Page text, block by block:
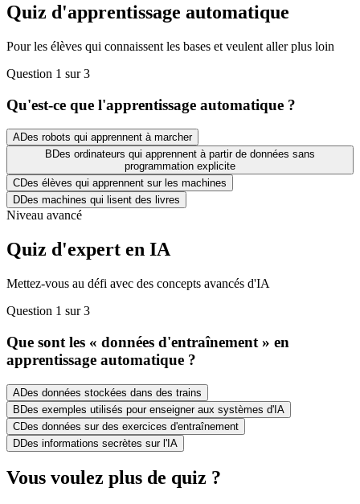
Quiz d'apprentissage automatique
Pour les élèves qui connaissent les bases et veulent aller plus loin
Question 1 sur 3
Qu'est-ce que l'apprentissage automatique ?
ADes robots qui apprennent à marcher
B Des ordinateurs qui apprennent à partir de données sans
programmation explicite
CDes élèves qui apprennent sur les machines
DDes machines qui lisent des livres
Niveau avancé
Quiz d'expert en IA
Mettez-vous au défi avec des concepts avancés d'IA
Question 1 sur 3
Que sont les « données d'entraînement » en
apprentissage automatique ?
ADes données stockées dans des trains
BDes exemples utilisés pour enseigner aux systèmes d'IA
CDes données sur des exercices d'entraînement
DDes informations secrètes sur l'IA
Vous voulez plus de quiz ?